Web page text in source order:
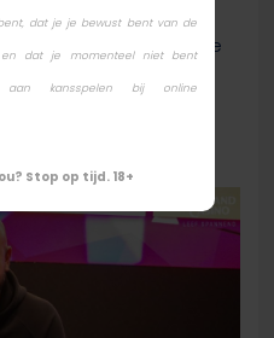
5 en zo wonArin
de titel met een paartje
€23.345)
eindigde als
dat je je bewust bent van de
en dat je momenteel niet bent
aan kansspelen bij online
Stop op tijd. 18+